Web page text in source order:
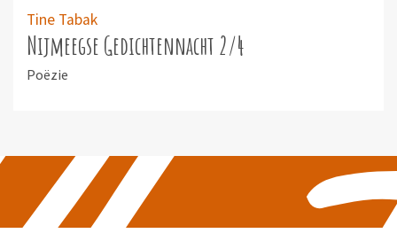
Tine Tabak
Nijmeegse Gedichtennacht 2/4
Poëzie